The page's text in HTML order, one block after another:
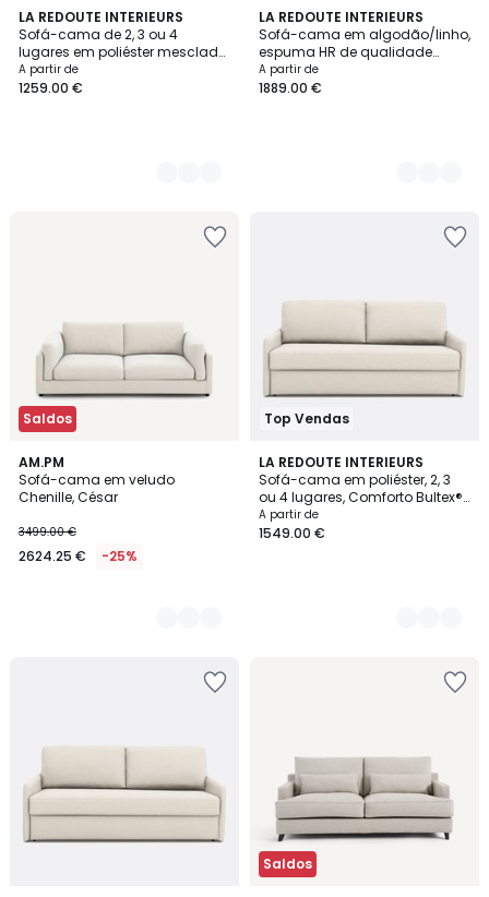
LA REDOUTE INTERIEURS
Sofá-cama de 2, 3 ou 4
lugares em poliéster mesclado,
YDE
A partir de
1259.00 €
5
Cores
LA REDOUTE INTERIEURS
Sofá-cama em algodão/linho,
espuma HR de qualidade
superior, Cecilia
A partir de
1889.00 €
3
Cores
Saldos
AM.PM
Sofá-cama em veludo
Chenille, César
3499.00 €
2624.25 € -25%
8
Cores
Top Vendas
LA REDOUTE INTERIEURS
Sofá-cama em poliéster, 2, 3
ou 4 lugares, Comforto Bultex®,
Marta
A partir de
1549.00 €
3
Cores
Saldos